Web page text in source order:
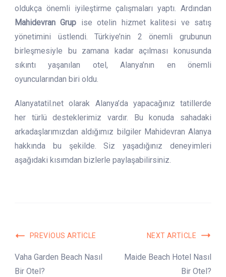
oldukça önemli iyileştirme çalışmaları yaptı. Ardından
Mahidevran Grup ise otelin hizmet kalitesi ve satış
yönetimini üstlendi. Türkiye’nin 2 önemli grubunun
birleşmesiyle bu zamana kadar açılması konusunda
sıkıntı yaşanılan otel, Alanya’nın en önemli
oyuncularından biri oldu.
Alanyatatil.net olarak Alanya’da yapacağınız tatillerde
her türlü desteklerimiz vardır. Bu konuda sahadaki
arkadaşlarımızdan aldığımız bilgiler Mahidevran Alanya
hakkında bu şekilde. Siz yaşadığınız deneyimleri
aşağıdaki kısımdan bizlerle paylaşabilirsiniz.
Post
Navigation
PREVIOUS ARTICLE
Vaha Garden Beach Nasıl
Bir Otel?
NEXT ARTICLE
Maide Beach Hotel Nasıl
Bir Otel?